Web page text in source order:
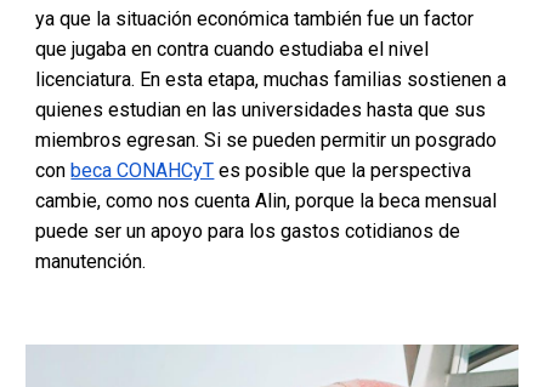
ya que la situación económica también fue un factor
que jugaba en contra cuando estudiaba el nivel
licenciatura. En esta etapa, muchas familias sostienen a
quienes estudian en las universidades hasta que sus
miembros egresan. Si se pueden permitir un posgrado
con beca CONAHCyT es posible que la perspectiva
cambie, como nos cuenta Alin, porque la beca mensual
puede ser un apoyo para los gastos cotidianos de
manutención.